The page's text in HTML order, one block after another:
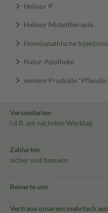
Helixor P
Helixor Misteltherapie
Homöopathische
Natur-Apotheke
weitere Produkte
Versandarten
i.d.R. am nächsten Werktag
Zahlarten
sicher und bequem
Bewerte uns
Vertraue unserem mehrfach